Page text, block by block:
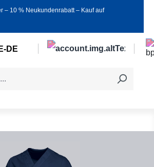
‒ 10 % Neukundenrabatt ‒ Kauf auf
DE